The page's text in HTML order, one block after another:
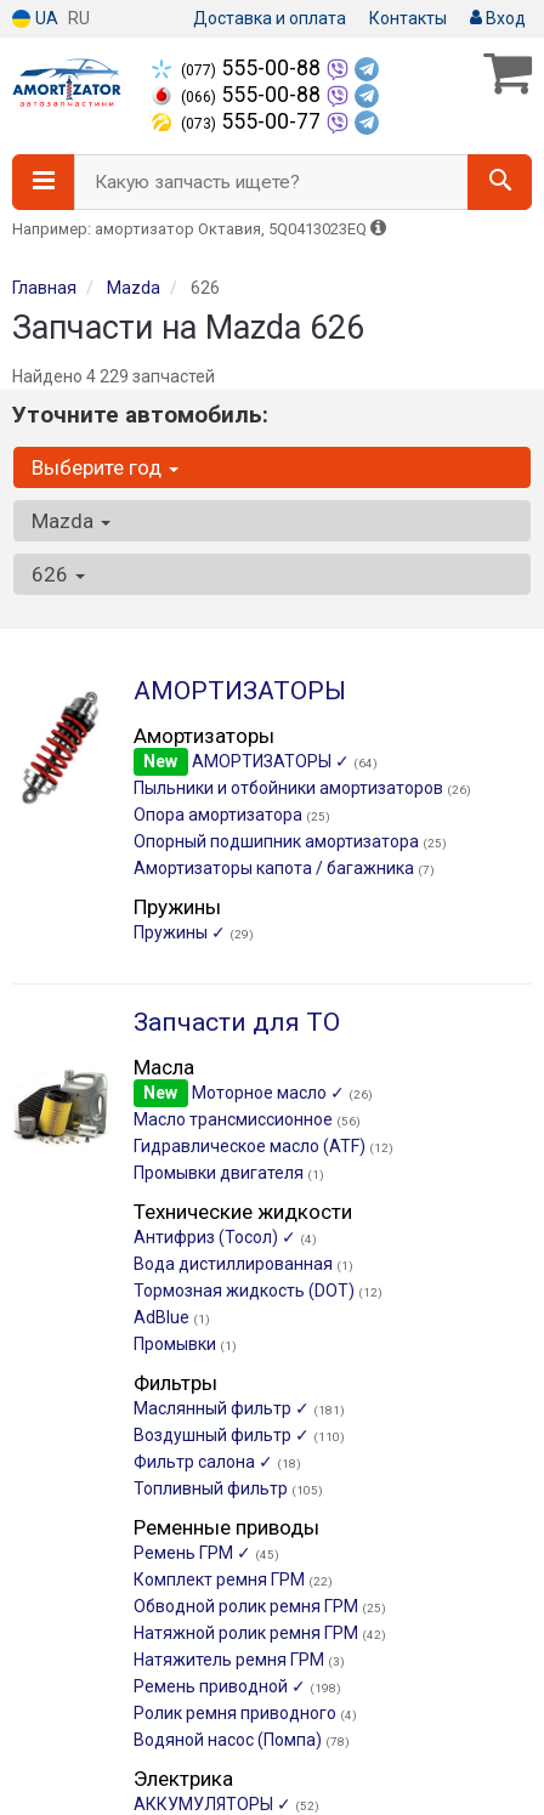
UA RU Доставка и оплата Контакты Вход
(077) 555-00-88
(066) 555-00-88
(073) 555-00-77
Какую запчасть ищете?
Например: амортизатор Октавия, 5Q0413023EQ
Главная Mazda 626
Запчасти на Mazda 626
Найдено 4 229 запчастей
Уточните автомобиль:
Выберите год
Mazda
626
АМОРТИЗАТОРЫ
Амортизаторы
New АМОРТИЗАТОРЫ ✓ (64)
Пыльники и отбойники амортизаторов (26)
Опора амортизатора (25)
Опорный подшипник амортизатора (25)
Амортизаторы капота / багажника (7)
Пружины
Пружины ✓ (29)
Запчасти для ТО
Масла
New Моторное масло ✓ (26)
Масло трансмиссионное (56)
Гидравлическое масло (ATF) (12)
Промывки двигателя (1)
Технические жидкости
Антифриз (Тосол) ✓ (4)
Вода дистиллированная (1)
Тормозная жидкость (DOT) (12)
AdBlue (1)
Промывки (1)
Фильтры
Маслянный фильтр ✓ (181)
Воздушный фильтр ✓ (110)
Фильтр салона ✓ (18)
Топливный фильтр (105)
Ременные приводы
Ремень ГРМ ✓ (45)
Комплект ремня ГРМ (22)
Обводной ролик ремня ГРМ (25)
Натяжной ролик ремня ГРМ (42)
Натяжитель ремня ГРМ (3)
Ремень приводной ✓ (198)
Ролик ремня приводного (4)
Водяной насос (Помпа) (78)
Электрика
АККУМУЛЯТОРЫ ✓ (52)